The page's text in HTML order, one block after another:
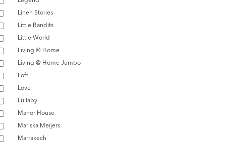
Linen Stories
Little Bandits
Little World
Living @ Home
Living @ Home Jumbo
Loft
Love
Lullaby
Manor House
Mariska Meijers
Marrakech